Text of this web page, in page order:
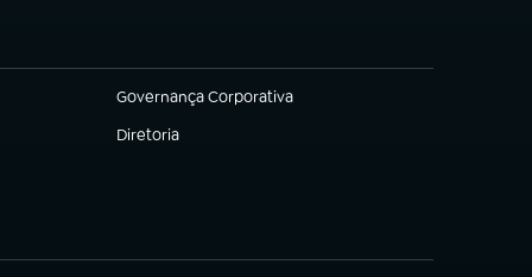
Governança Corporativa
(abre em nova aba)
Diretoria
(abre em nova aba)